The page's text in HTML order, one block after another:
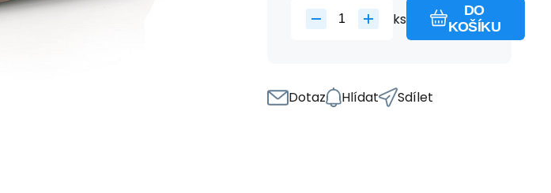
ks
DO
KOŠÍKU
Dotaz Hlídat Sdílet